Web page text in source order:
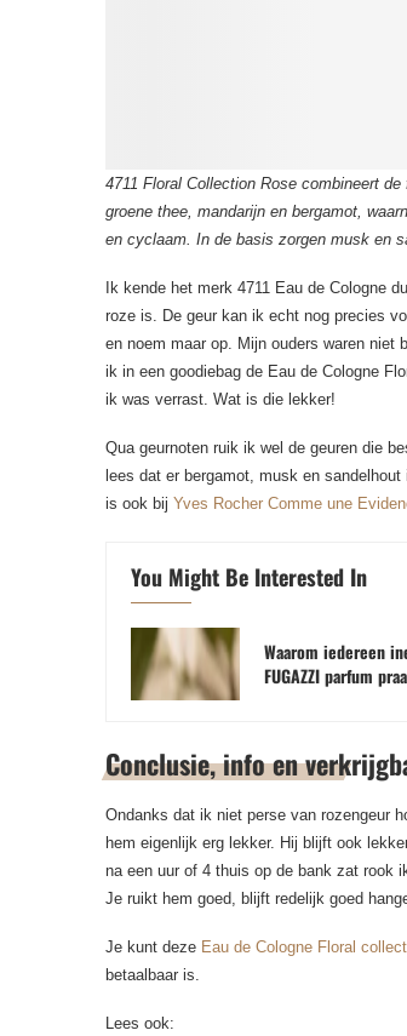
4711 Floral Collection Rose combineert
groene thee, mandarijn en bergamot,
en cyclaam. In de basis zorgen musk en
Ik kende het merk 4711 Eau de Cologne
roze is. De geur kan ik echt nog precies
en noem maar op. Mijn ouders waren niet
ik in een goodiebag de Eau de Cologne
ik was verrast. Wat is die lekker!
Qua geurnoten ruik ik wel de geuren die
lees dat er bergamot, musk en
is ook bij Yves Rocher Comme une
You Might Be Interested In
Waarom iedereen
FUGAZZI parfum
Conclusie, info en
Ondanks dat ik niet perse van rozengeur
hem eigenlijk erg lekker. Hij blijft ook
na een uur of 4 thuis op de bank zat rook
Je ruikt hem goed, blijft redelijk goed
Je kunt deze Eau de Cologne Floral
betaalbaar is.
Lees ook: